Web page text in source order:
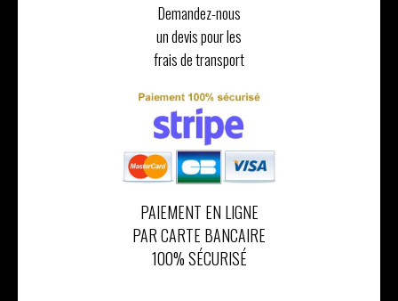
Demandez-nous
un devis pour les
frais de transport
PAIEMENT EN LIGNE
PAR CARTE BANCAIRE
100% SÉCURISÉ